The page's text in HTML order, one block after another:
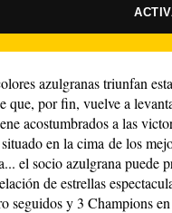
azulgranas triunfan
que, por fin, vuelve a
acostumbrados a las
situado en la cima de los
el socio azulgrana puede
de estrellas
seguidos y 3 Champions